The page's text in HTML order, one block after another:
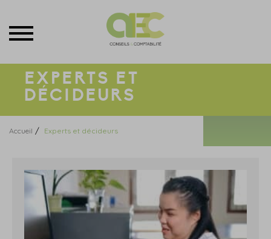
EXPERTS ET
DÉCIDEURS
Accueil / Experts et décideurs